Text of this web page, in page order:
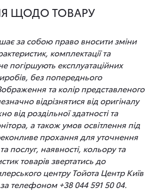
ЩОДО ТОВАРУ
за собою право вносити зміни
комплектації та
погіршують експлуатаційних
без попереднього
та колір представленого
відрізнятися від оригіналу
від роздільної здатності та
а також умов освітлення під
прохання для уточнення
послуг, наявності, кольору та
товарів звертатись до
центру Тойота Центр Київ
телефоном +38 044 591 50 04.